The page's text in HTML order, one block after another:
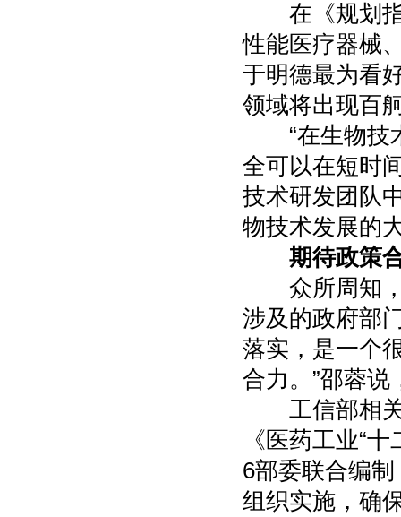
在《规划指
性能医疗器械
于明德最为看
领域将出现百
“在生物技术
全可以在短时
技术研发团队
物技术发展的
期待政策
众所周知，
涉及的政府部
落实，是一个
合力。”邵蓉说
工信部相关
《医药工业“
6部委联合编
组织实施，确